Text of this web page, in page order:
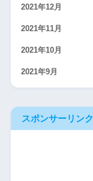
2021年12月
2021年11月
2021年10月
2021年9月
スポンサーリンク